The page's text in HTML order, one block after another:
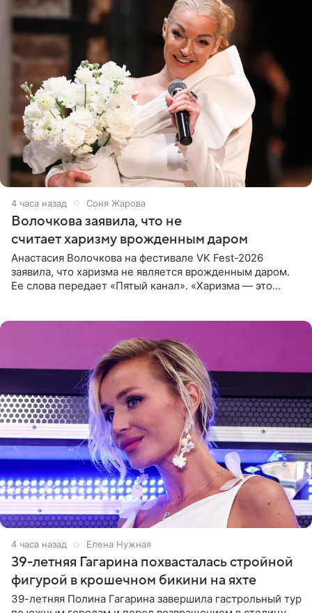
4 часа назад Соня Жарова
Волочкова заявила, что не
считает харизму врожденным даром
Анастасия Волочкова на фестивале VK Fest-2026
заявила, что харизма не является врожденным даром.
Ее слова передает «Пятый канал». «Харизма — это
4 часа назад Елена Нужная
39-летняя Гагарина похвасталась стройной
фигурой в крошечном бикини на яхте
39-летняя Полина Гагарина завершила гастрольный тур